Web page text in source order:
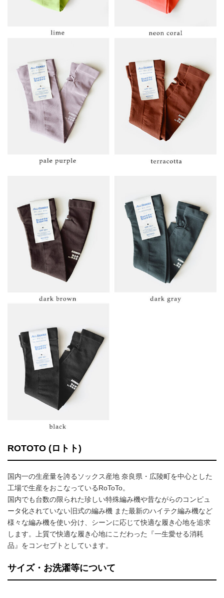
ROTOTO (ロトト)
国内一の生産量を誇るソックス産地 奈良県・広陵町を中心とした
工場で生産をおこなっているRoToTo。
国内でも台数の限られた珍しい特殊編み機や昔ながらのコンピュ
ータ化されていない旧式の編み機 また最新のハイテク編み機など
様々な編み機を使い分け、シーンに応じて快適な履き心地を追求
します。上質で快適な履き心地にこだわった『一生愛せる消耗
品』をコンセプトとしています。
サイズ・お洗濯等について